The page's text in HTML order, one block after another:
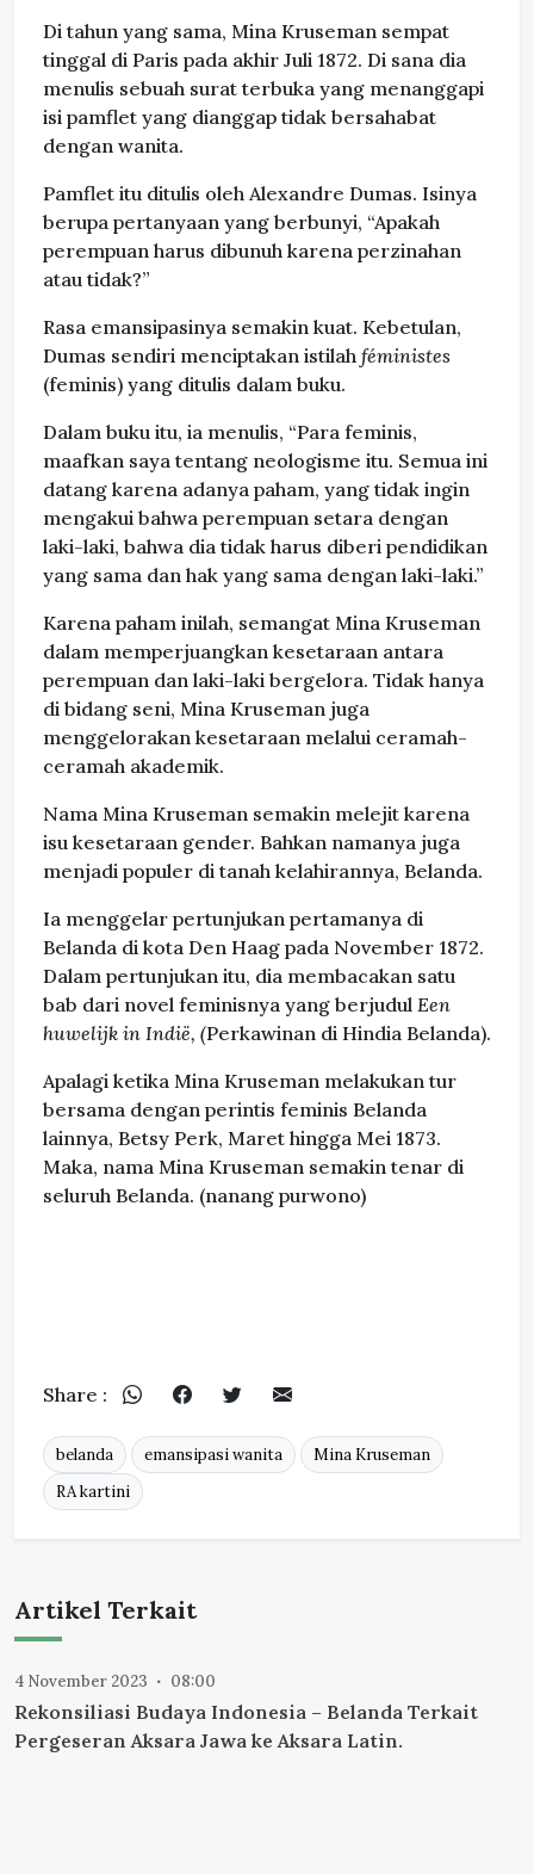
Di tahun yang sama, Mina Kruseman sempat
tinggal di Paris pada akhir Juli 1872. Di sana dia
menulis sebuah surat terbuka yang menanggapi
isi pamflet yang dianggap tidak bersahabat
dengan wanita.
Pamflet itu ditulis oleh Alexandre Dumas. Isinya
berupa pertanyaan yang berbunyi, “Apakah
perempuan harus dibunuh karena perzinahan
atau tidak?”
Rasa emansipasinya semakin kuat. Kebetulan,
Dumas sendiri menciptakan istilah féministes
(feminis) yang ditulis dalam buku.
Dalam buku itu, ia menulis, “Para feminis,
maafkan saya tentang neologisme itu. Semua ini
datang karena adanya paham, yang tidak ingin
mengakui bahwa perempuan setara dengan
laki-laki, bahwa dia tidak harus diberi pendidikan
yang sama dan hak yang sama dengan laki-laki.”
Karena paham inilah, semangat Mina Kruseman
dalam memperjuangkan kesetaraan antara
perempuan dan laki-laki bergelora. Tidak hanya
di bidang seni, Mina Kruseman juga
menggelorakan kesetaraan melalui ceramah-
ceramah akademik.
Nama Mina Kruseman semakin melejit karena
isu kesetaraan gender. Bahkan namanya juga
menjadi populer di tanah kelahirannya, Belanda.
Ia menggelar pertunjukan pertamanya di
Belanda di kota Den Haag pada November 1872.
Dalam pertunjukan itu, dia membacakan satu
bab dari novel feminisnya yang berjudul Een
huwelijk in Indië, (Perkawinan di Hindia Belanda).
Apalagi ketika Mina Kruseman melakukan tur
bersama dengan perintis feminis Belanda
lainnya, Betsy Perk, Maret hingga Mei 1873.
Maka, nama Mina Kruseman semakin tenar di
seluruh Belanda. (nanang purwono)
Share :
belanda emansipasi wanita
Mina Kruseman
RA kartini
Artikel Terkait
4 November 2023 08:00
Rekonsiliasi Budaya Indonesia – Belanda Terkait
Pergeseran Aksara Jawa ke Aksara Latin.